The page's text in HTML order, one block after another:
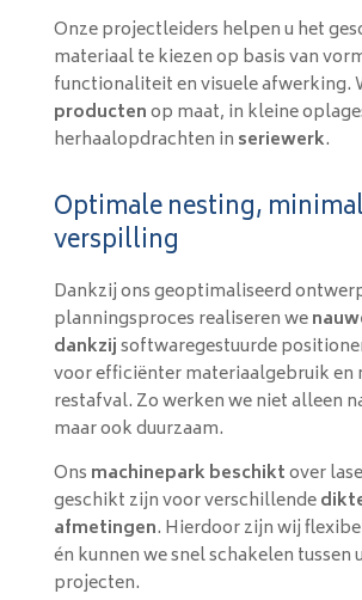
Onze projectleiders helpen u het
materiaal te kiezen op basis van
functionaliteit en visuele afwerking.
productenop maat, in kleine
herhaalopdrachten in seriewerk.
Optimale nesting,
verspilling
Dankzij ons geoptimaliseerd
planningsproces realiseren we
dankzijsoftwaregestuurde
voor efficiënter materiaalgebruik en
restafval. Zo werken we niet alleen
maar ook duurzaam.
Ons machinepark beschiktover
geschikt zijn voor verschillende
afmetingen. Hierdoor zijn wij
én kunnen we snel schakelen
projecten.